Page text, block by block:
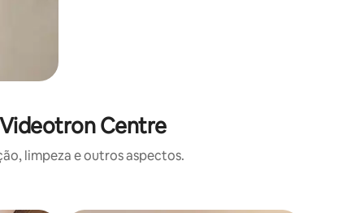
Centre
limpeza e outros aspectos.